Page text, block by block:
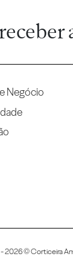
Negócio
2026 © Corticeira